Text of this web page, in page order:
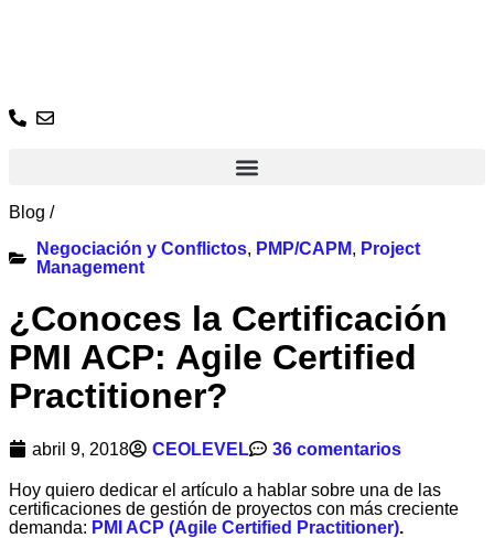
Blog /
Negociación y Conflictos, PMP/CAPM, Project
Management
¿Conoces la Certificación
PMI ACP: Agile Certified
Practitioner?
abril 9, 2018 CEOLEVEL 36 comentarios
Hoy quiero dedicar el artículo a hablar sobre una de las
certificaciones de gestión de proyectos con más creciente
demanda: PMI ACP (Agile Certified Practitioner).